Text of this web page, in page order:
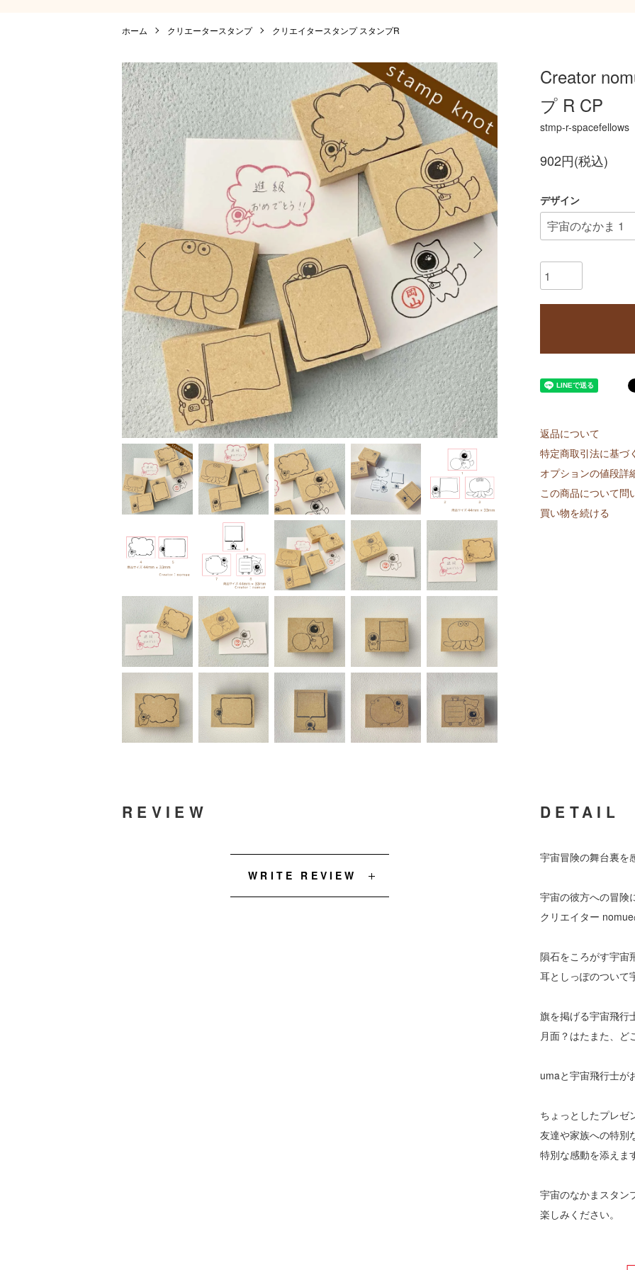
ホーム クリエータースタンプ クリエイタースタンプ スタンプR
Creator
プ R CP
stmp-r-spacefellows
902円(税込)
デザイン
返品について
特定商取引法に基づ
オプションの値段詳
この商品について問
買い物を続ける
DETAIL
宇宙冒険の舞台裏を
宇宙の彼方への冒険
クリエイター
隕石をころがす宇宙
耳としっぽのついて
旗を掲げる宇宙飛行
月面？はたまた、ど
umaと宇宙飛行士が
ちょっとしたプレゼ
友達や家族への特別
特別な感動を添えま
宇宙のなかまスタン
楽しみください。
REVIEW
WRITE REVIEW